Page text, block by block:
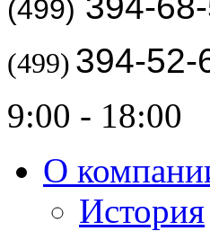
(499)
(499) 394-52-
9:00 - 18:00
О
История